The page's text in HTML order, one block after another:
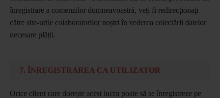
înregistrare a comenzilor dumneavoastră, veți fi redirecționați
către site-urile colaboratorilor noștri în vederea colectării datelor
necesare plății.
7. ÎNREGISTRAREA CA UTILIZATOR
Orice client care dorește acest lucru poate să se înregistreze pe